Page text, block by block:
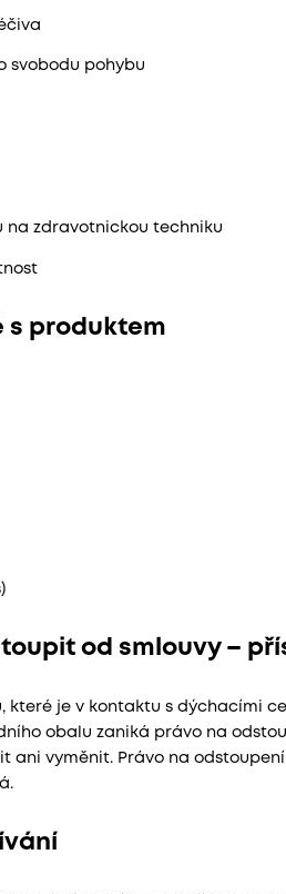
svobodu pohybu
na zdravotnickou techniku
s produktem
od smlouvy –
které je v kontaktu s dýchacími
obalu zaniká právo na
ani vyměnit. Právo na